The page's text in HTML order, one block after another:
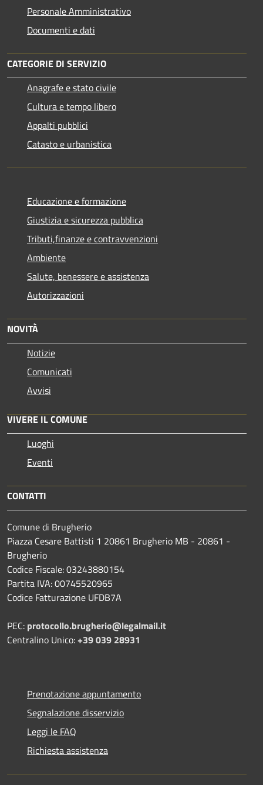
Personale Amministrativo
Documenti e dati
CATEGORIE DI SERVIZIO
Anagrafe e stato civile
Cultura e tempo libero
Appalti pubblici
Catasto e urbanistica
Educazione e formazione
Giustizia e sicurezza pubblica
Tributi,finanze e contravvenzioni
Ambiente
Salute, benessere e assistenza
Autorizzazioni
NOVITÀ
Notizie
Comunicati
Avvisi
VIVERE IL COMUNE
Luoghi
Eventi
CONTATTI
Comune di Brugherio
Piazza Cesare Battisti 1 20861 Brugherio MB - 20861 -
Brugherio
Codice Fiscale: 03243880154
Partita IVA: 00745520965
Codice Fatturazione UFDB7A
PEC: protocollo.brugherio@legalmail.it
Centralino Unico:+39 039 28931
Prenotazione appuntamento
Segnalazione disservizio
Leggi le FAQ
Richiesta assistenza